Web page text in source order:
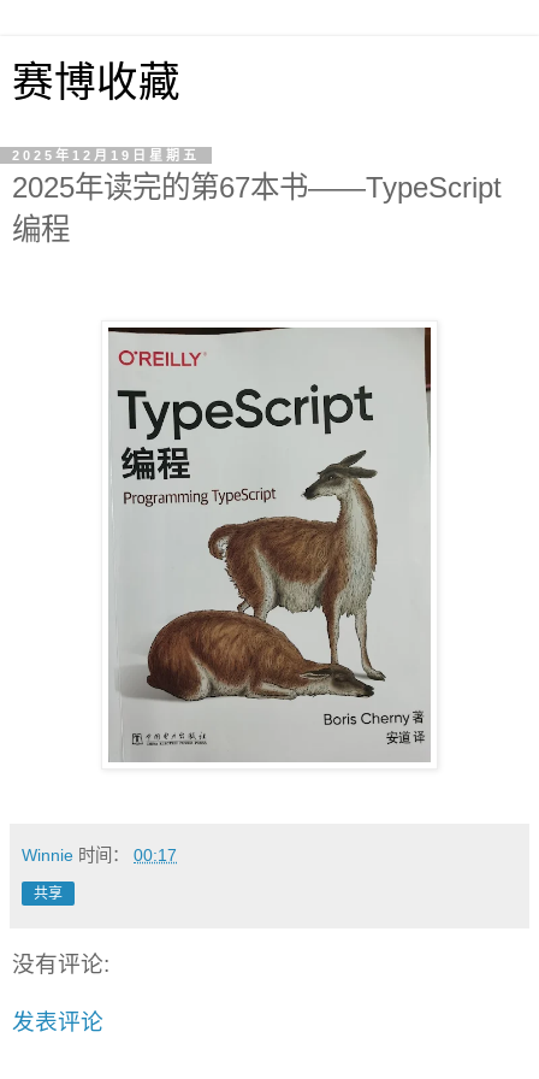
赛博收藏
2025年12月19日星期五
2025年读完的第67本书——TypeScript
编程
Winnie 时间： 00:17
共享
没有评论:
发表评论